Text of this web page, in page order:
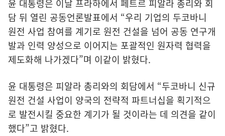
윤 대통령은 이날 프라하에서 페트르 피알라 총리와 회
담 뒤 열린 공동언론발표에서 “우리 기업의 두코바니
원전 사업 참여를 계기로 원전 건설을 넘어 공동 연구개
발과 인력 양성으로 이어지는 포괄적인 원자력 협력을
제도화해 나가겠다”며 이같이 밝혔다.
윤 대통령은 피알라 총리와의 회담에서 “두코바니 신규
원전 건설 사업이 양국의 전략적 파트너십을 획기적으
로 발전시킬 중요한 계기가 될 것이라는 데 의견을 같이
했다”고 밝혔다.